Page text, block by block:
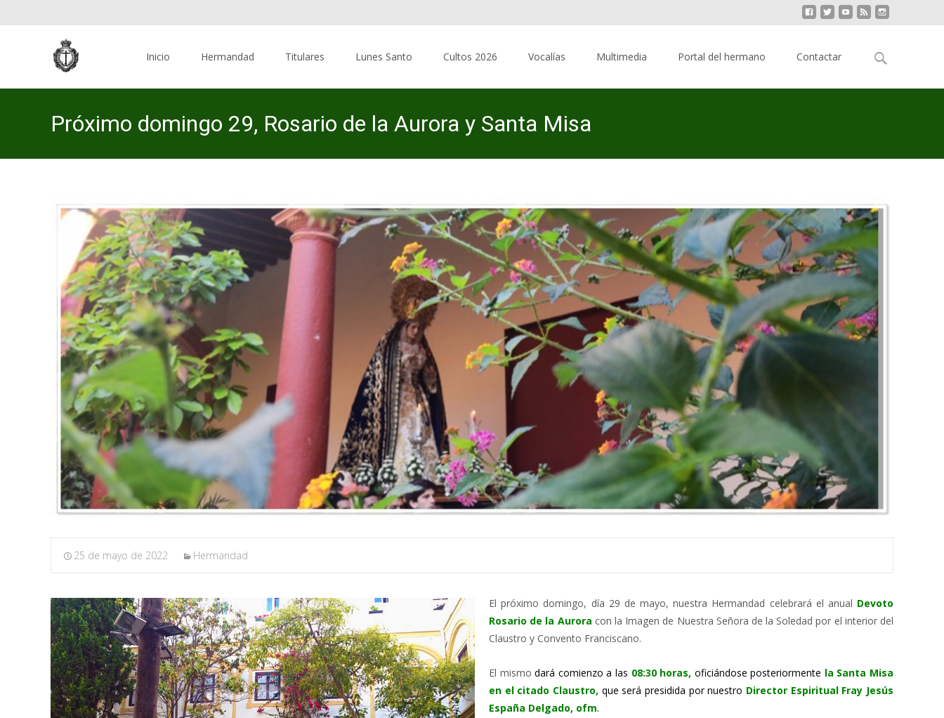
Inicio Hermandad Titulares Lunes Santo Cultos 2026 Vocalías Multimedia Portal del hermano Contactar Buscar:
Próximo domingo 29, Rosario de la Aurora y Santa Misa
25 de mayo de 2022 Hermandad
El próximo domingo, día 29 de mayo, nuestra Hermandad celebrará el anual Devoto
Rosario de la Aurora con la Imagen de Nuestra Señora de la Soledad por el interior del
Claustro y Convento Franciscano.
El mismodará comienzo a las 08:30 horas, oficiándose posteriormente la Santa Misa
en el citado Claustro, que será presidida por nuestro Director Espiritual Fray Jesús
España Delgado, ofm.